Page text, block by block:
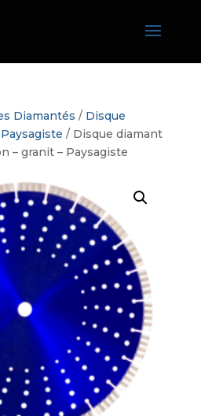
Diamantés / Disque
/ Disque diamant
– granit – Paysagiste